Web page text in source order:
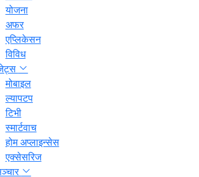
योजना
अफर
एप्लिकेसन
विविध
मोबाइल
ल्यापटप
टिभी
स्मार्टवाच
होम अप्लाइन्सेस
एक्सेसरिज